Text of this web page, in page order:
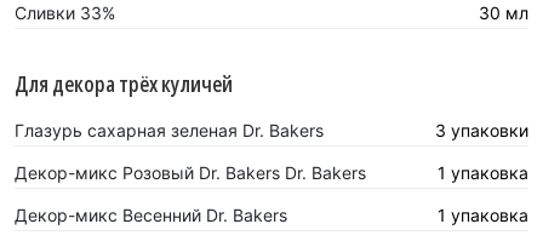
Сливки 33% 30 мл
Для декора трёх куличей
Глазурь сахарная зеленая Dr. Bakers 3 упаковки
Декор-микс Розовый Dr. Bakers Dr. Bakers 1 упаковка
Декор-микс Весенний Dr. Bakers 1 упаковка